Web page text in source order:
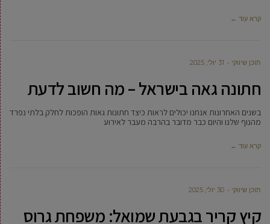
קרא עוד ←
תוכן שיווקי 31 יולי, 2025
חתונה גאה בישראל – מה חשוב לדעת
בשנים האחרונות אנחנו יכולים לראות כיצד חתונות גאות הופכות לחלק בלתי נפרד
מהנוף שלנו והיום כבר מדובר בהרבה מעבר לאירוע
קרא עוד ←
תוכן שיווקי 30 יולי, 2025
קיץ קריר בגבעת שמואל: משפחת גרוס